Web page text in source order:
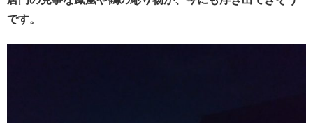
です。